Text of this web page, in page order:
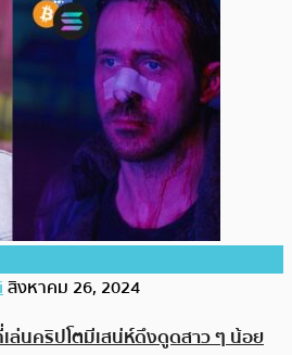
สิงหาคม 26, 2024
ล่นคริปโตมีเสน่ห์ดึงดูดสาว ๆ น้อย